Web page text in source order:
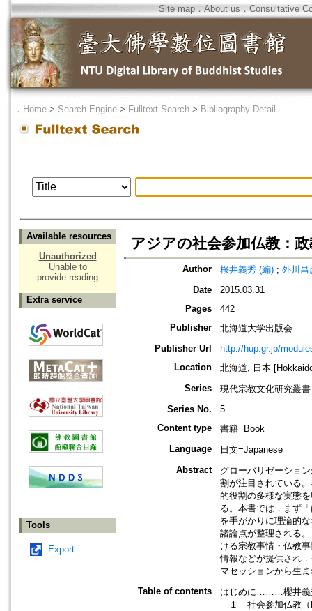
Site map．About us ． Consultative
． Home > Search Engine > Fulltext Search > Bibliography Detail
Available resources
Unauthorized
Unable to
provide reading
Extra service
Tools
Export
アジアの社会参加仏教：
Author 桜井義秀 (編) ; 外川昌
Date
2015.03.31
Pages
442
Publisher
北海道大学出版会
Publisher Url
http://hup.gr.jp/
Location
北海道, 日本
Series
現代宗教文化研究叢書
Series No.
5
Content type
書籍=Book
Language
日文=Japanese
Abstract
グローバリゼーショ
割が注目されている
的役割の多様な実態
る。本書では，まず
を手がかりに理論的
諸論点が整理される
ける宗教事情・仏教
情報などが提供され
マセッションから生
Table of contents
はじめに………櫻井義
１ 社会参加仏教（